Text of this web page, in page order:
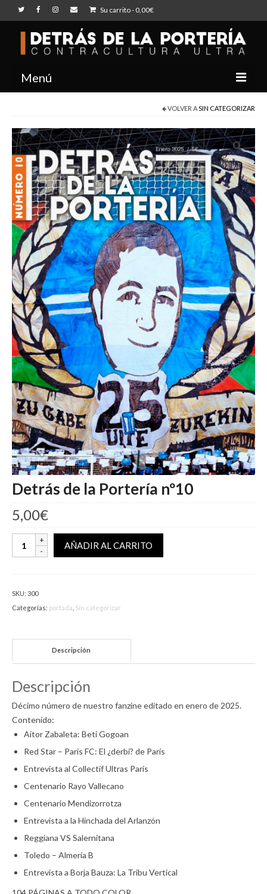
Su carrito- 0,00€
Menú
NOSOTROS
BLOG
TIENDA
CONTACTO
VOLVER ASIN CATEGORIZAR
Detrás de la Portería nº10
5,00€
nº10
cantidad
AÑADIR AL CARRITO
SKU: 300
Categorías: portada Sin categorizar
Descripción
Descripción
Décimo número de nuestro fanzine editado en enero de 2025.
Contenido:
Aitor Zabaleta: Beti Gogoan
Red Star – Paris FC: El ¿derbi? de París
Entrevista al Collectif Ultras París
Centenario Rayo Vallecano
Centenario Mendizorrotza
Entrevista a la Hinchada del Arlanzón
Reggiana VS Salernitana
Toledo – Almería B
Entrevista a Borja Bauza: La Tribu Vertical